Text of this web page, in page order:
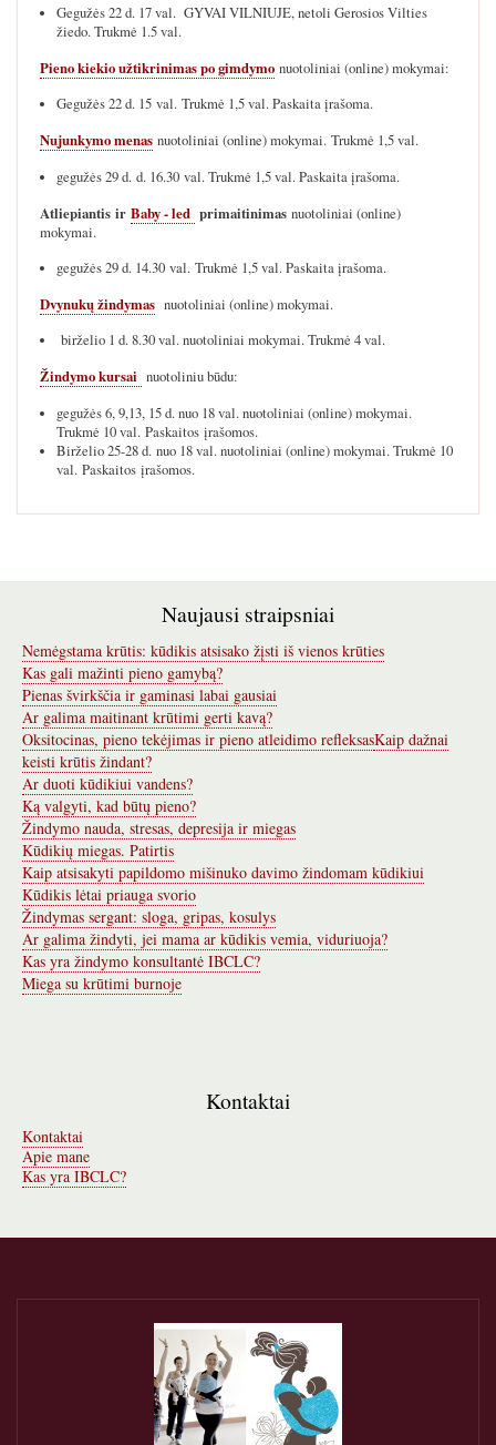
Gegužės 22 d. 17 val. GYVAI VILNIUJE, netoli Gerosios Vilties
žiedo. Trukmė 1.5 val.
Pieno kiekio užtikrinimas po gimdymo nuotoliniai (online) mokymai:
Gegužės 22 d. 15 val. Trukmė 1,5 val. Paskaita įrašoma.
Nujunkymo menas nuotoliniai (online) mokymai. Trukmė 1,5 val.
gegužės 29 d. d. 16.30 val. Trukmė 1,5 val. Paskaita įrašoma.
Atliepiantis ir Baby - led primaitinimas nuotoliniai (online)
mokymai.
gegužės 29 d. 14.30 val. Trukmė 1,5 val. Paskaita įrašoma.
Dvynukų žindymas nuotoliniai (online) mokymai.
birželio 1 d. 8.30 val. nuotoliniai mokymai. Trukmė 4 val.
Žindymo kursai nuotoliniu būdu:
gegužės 6, 9,13, 15 d. nuo 18 val. nuotoliniai (online) mokymai.
Trukmė 10 val. Paskaitos įrašomos.
Birželio 25-28 d. nuo 18 val. nuotoliniai (online) mokymai. Trukmė 10
val. Paskaitos įrašomos.
Naujausi straipsniai
Nemėgstama krūtis: kūdikis atsisako žįsti iš vienos krūties
Kas gali mažinti pieno gamybą?
Pienas švirkščia ir gaminasi labai gausiai
Ar galima maitinant krūtimi gerti kavą?
Oksitocinas, pieno tekėjimas ir pieno atleidimo refleksasKaip dažnai
keisti krūtis žindant?
Ar duoti kūdikiui vandens?
Ką valgyti, kad būtų pieno?
Žindymo nauda, stresas, depresija ir miegas
Kūdikių miegas. Patirtis
Kaip atsisakyti papildomo mišinuko davimo žindomam kūdikiui
Kūdikis lėtai priauga svorio
Žindymas sergant: sloga, gripas, kosulys
Ar galima žindyti, jei mama ar kūdikis vemia, viduriuoja?
Kas yra žindymo konsultantė IBCLC?
Miega su krūtimi burnoje
Kontaktai
Kontaktai
Apie mane
Kas yra IBCLC?